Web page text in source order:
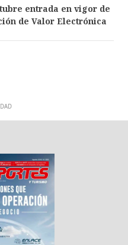
entrada en vigor de
de Valor Electrónica